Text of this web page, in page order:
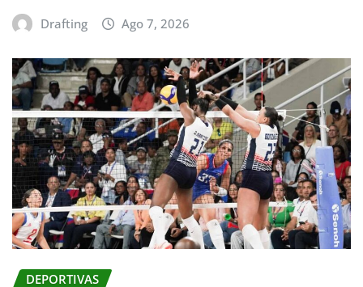
Drafting Ago 7, 2026
DEPORTIVAS